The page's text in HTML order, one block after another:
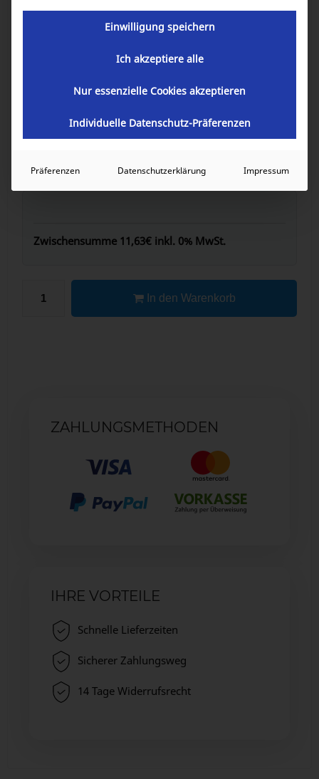
13,84€inkl. 19% MwSt.
GARANTIE
Zwischensumme 11,63€ inkl. 0% MwSt.
In den Warenkorb
ZAHLUNGSMETHODEN
IHRE VORTEILE
Schnelle Lieferzeiten
Sicherer Zahlungsweg
14 Tage Widerrufsrecht
Einwilligung speichern
Ich akzeptiere alle
Nur essenzielle Cookies akzeptieren
Individuelle Datenschutz-Präferenzen
Präferenzen Datenschutzerklärung Impressum